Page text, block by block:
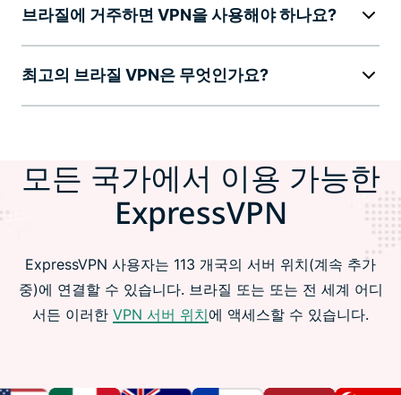
브라질에 거주하면 VPN을 사용해야 하나요?
최고의 브라질 VPN은 무엇인가요?
모든 국가에서 이용 가능한
ExpressVPN
ExpressVPN 사용자는 113 개국의 서버 위치(계속 추가
중)에 연결할 수 있습니다. 브라질 또는 또는 전 세계 어디
서든 이러한 VPN 서버 위치에 액세스할 수 있습니다.